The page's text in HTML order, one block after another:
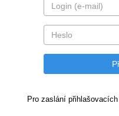
Pro zaslání